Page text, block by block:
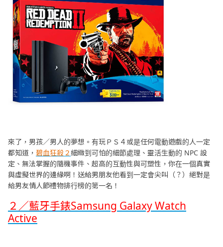
來了，男孩／男人的夢想。有玩ＰＳ４或是任何電動遊戲的人一定
都知道， 碧血狂殺２細緻到可怕的細節處理、靈活生動的 NPC 設
定、無法掌握的隨機事件、超高的互動性與可塑性，你在一個真實
與虛擬世界的邊緣啊！送給男朋友他看到一定會尖叫（？）絕對是
給男友情人節禮物排行榜的第一名！
２／藍牙手錶Samsung Galaxy Watch
Active